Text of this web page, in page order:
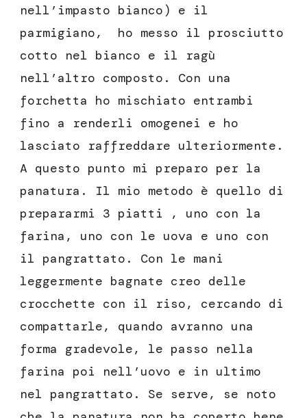
nell’impasto bianco) e il
parmigiano, ho messo il prosciutto
cotto nel bianco e il ragù
nell’altro composto. Con una
forchetta ho mischiato entrambi
fino a renderli omogenei e ho
lasciato raffreddare ulteriormente.
A questo punto mi preparo per la
panatura. Il mio metodo è quello di
prepararmi 3 piatti , uno con la
farina, uno con le uova e uno con
il pangrattato. Con le mani
leggermente bagnate creo delle
crocchette con il riso, cercando di
compattarle, quando avranno una
forma gradevole, le passo nella
farina poi nell’uovo e in ultimo
nel pangrattato. Se serve, se noto